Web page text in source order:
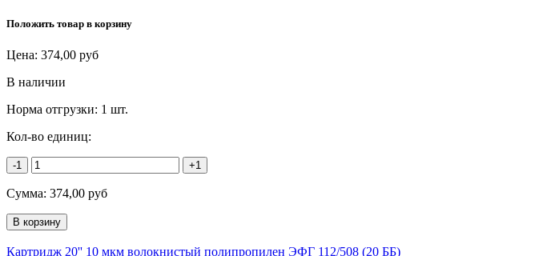
Положить товар в корзину
Цена: 374,00 руб
В наличии
Норма отгрузки: 1 шт.
Кол-во единиц:
-1 +1
Сумма: 374,00 руб
Картридж 20'' 10 мкм волокнистый полипропилен ЭФГ 112/508 (20 ББ)